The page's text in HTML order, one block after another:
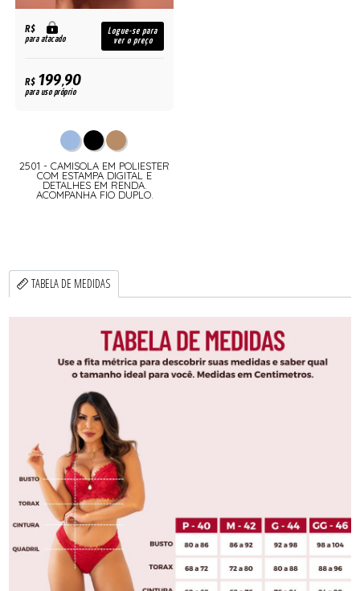
R$
para atacado
Logue-se para
ver o preço
R$199,90
para uso próprio
2501 - CAMISOLA EM POLIESTER
COM ESTAMPA DIGITAL E
DETALHES EM RENDA.
ACOMPANHA FIO DUPLO.
TABELA DE MEDIDAS